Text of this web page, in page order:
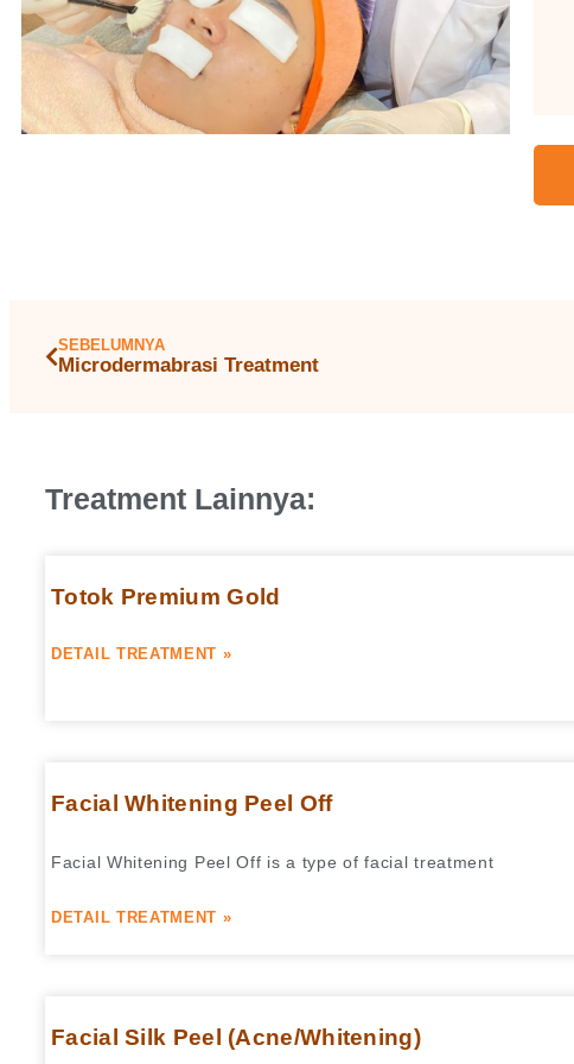
SEBELUMNYA
Microdermabrasi Treatment
Treatment Lainnya:
Totok Premium Gold
DETAIL TREATMENT »
Facial Whitening Peel Off
Facial Whitening Peel Off is a type of facial treatment
DETAIL TREATMENT »
Facial Silk Peel (Acne/Whitening)